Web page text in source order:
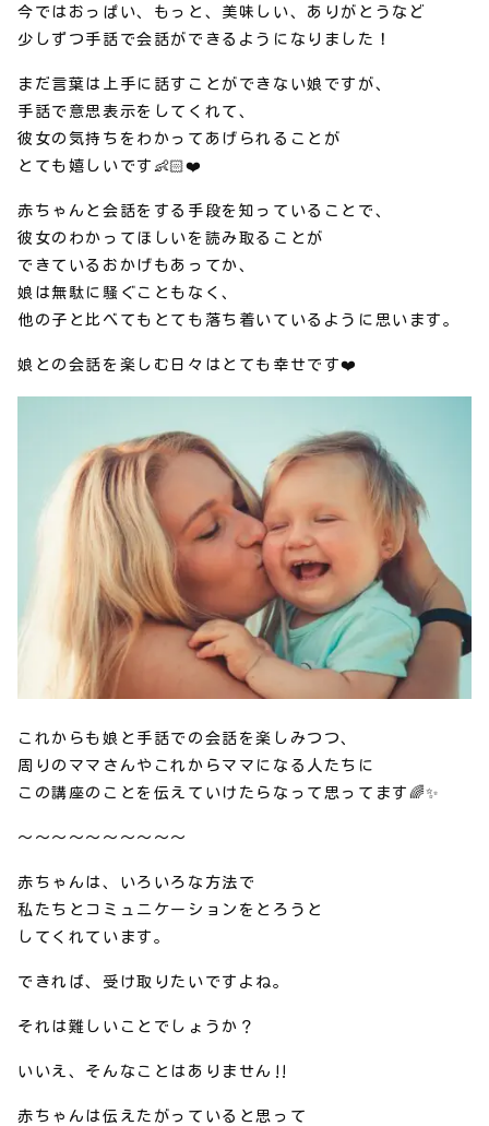
今ではおっぱい、もっと、美味しい、ありがとうなど
少しずつ手話で会話ができるようになりました！
まだ言葉は上手に話すことができない娘ですが、
手話で意思表示をしてくれて、
彼女の気持ちをわかってあげられることが
とても嬉しいです👶🏻❤️
赤ちゃんと会話をする手段を知っていることで、
彼女のわかってほしいを読み取ることが
できているおかげもあってか、
娘は無駄に騒ぐこともなく、
他の子と比べてもとても落ち着いているように思います。
娘との会話を楽しむ日々はとても幸せです❤️
これからも娘と手話での会話を楽しみつつ、
周りのママさんやこれからママになる人たちに
この講座のことを伝えていけたらなって思ってます🌈✨
～～～～～～～～～～
赤ちゃんは、いろいろな方法で
私たちとコミュニケーションをとろうと
してくれています。
できれば、受け取りたいですよね。
それは難しいことでしょうか？
いいえ、そんなことはありません‼
赤ちゃんは伝えたがっていると思って